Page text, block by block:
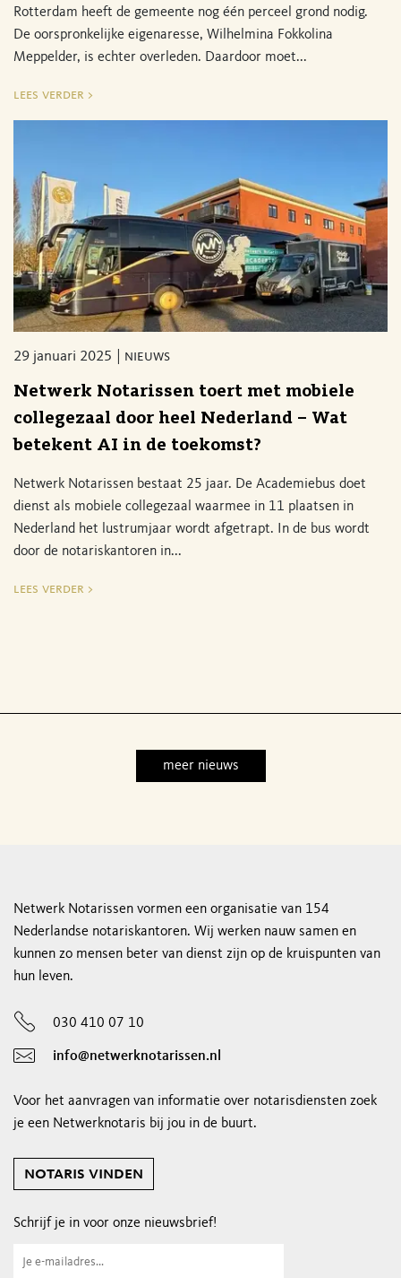
Rotterdam heeft de gemeente nog één perceel grond nodig.
De oorspronkelijke eigenaresse, Wilhelmina Fokkolina
Meppelder, is echter overleden. Daardoor moet...
lees verder >
29 januari 2025 nieuws
Netwerk Notarissen toert met mobiele
collegezaal door heel Nederland – Wat
betekent AI in de toekomst?
Netwerk Notarissen bestaat 25 jaar. De Academiebus doet
dienst als mobiele collegezaal waarmee in 11 plaatsen in
Nederland het lustrumjaar wordt afgetrapt. In de bus wordt
door de notariskantoren in...
lees verder >
meer nieuws
Netwerk Notarissen vormen een organisatie van 154
Nederlandse notariskantoren. Wij werken nauw samen en
kunnen zo mensen beter van dienst zijn op de kruispunten van
hun leven.
030 410 07 10
info@netwerknotarissen.nl
Voor het aanvragen van informatie over notarisdiensten zoek
je een Netwerknotaris bij jou in de buurt.
notaris vinden
Schrijf je in voor onze nieuwsbrief!